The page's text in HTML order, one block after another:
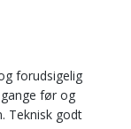
forudsigelig
før og
Teknisk godt